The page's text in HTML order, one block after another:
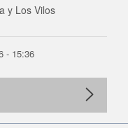
y Los Vilos
- 15:36